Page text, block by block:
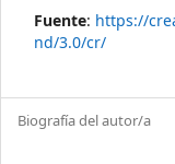
Fuente: https://
nd/3.0/cr/
Biografía del autor/a